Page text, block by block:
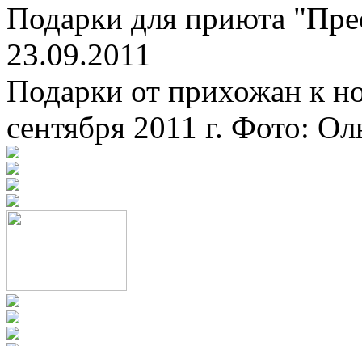
Подарки для приюта
23.09.2011
Подарки от прихожан к
сентября 2011 г. Фото: